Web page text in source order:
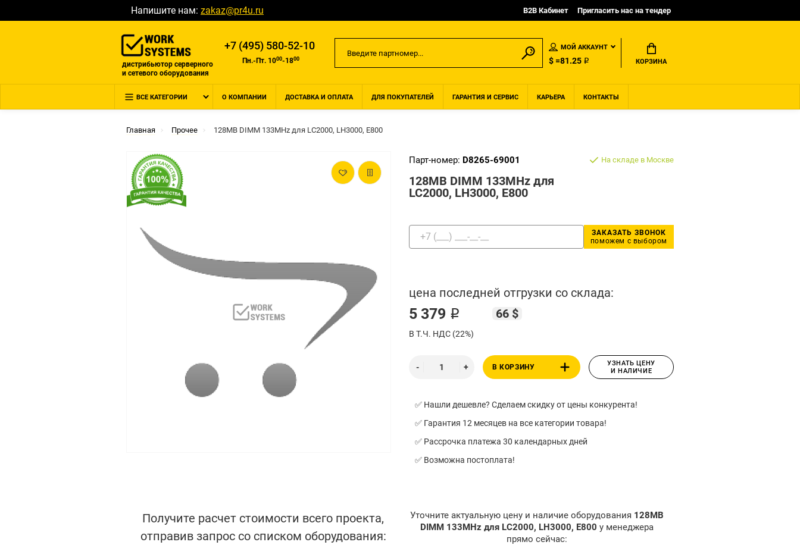
Напишите нам: zakaz@pr4u.ru B2B Кабинет Пригласить нас на тендер
дистрибьютор серверного
и сетевого оборудования
+7 (495) 580-52-10
Пн.-Пт. 1000-1800
МОЙ АККАУНТ
$ =81.25 ₽ КОРЗИНА
ВСЕ КАТЕГОРИИ О КОМПАНИИ ДОСТАВКА И ОПЛАТА ДЛЯ ПОКУПАТЕЛЕЙ ГАРАНТИЯ И СЕРВИС КАРЬЕРА КОНТАКТЫ
Главная Прочее 128MB DIMM 133MHz для LC2000, LH3000, E800
Парт-номер: D8265-69001
128MB DIMM 133MHz для
LC2000, LH3000, E800
На складе в Москве
ЗАКАЗАТЬ ЗВОНОК
поможем с выбором
цена последней отгрузки со склада:
5 379 ₽ 66 $
В Т.Ч. НДС (22%)
В КОРЗИНУ
УЗНАТЬ ЦЕНУ
И НАЛИЧИЕ
✅ Нашли дешевле? Сделаем скидку от цены конкурента!
✅ Гарантия 12 месяцев на все категории товара!
✅ Рассрочка платежа 30 календарных дней
✅ Возможна постоплата!
Получите расчет стоимости всего проекта,
отправив запрос со списком оборудования:
Уточните актуальную цену и наличие оборудования 128MB
DIMM 133MHz для LC2000, LH3000, E800 у менеджера
прямо сейчас: